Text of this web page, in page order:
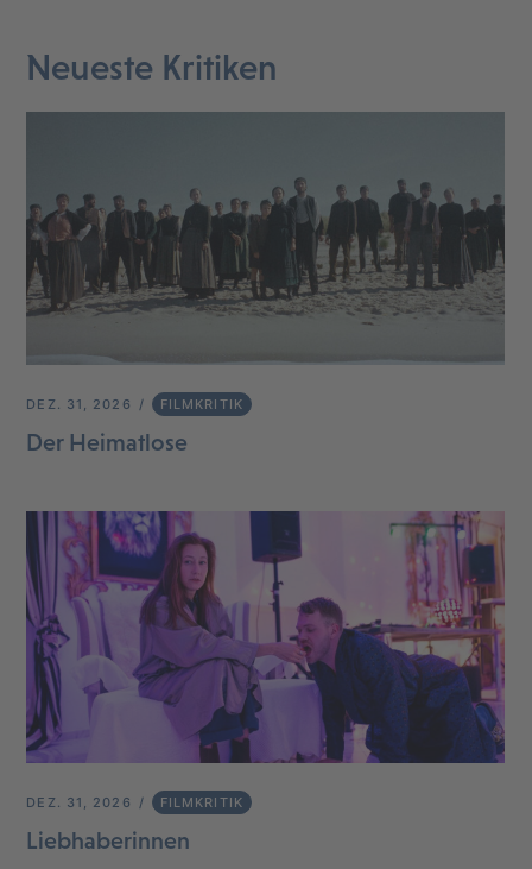
Neueste Kritiken
DEZ. 31, 2026 FILMKRITIK
Der Heimatlose
DEZ. 31, 2026 FILMKRITIK
Liebhaberinnen